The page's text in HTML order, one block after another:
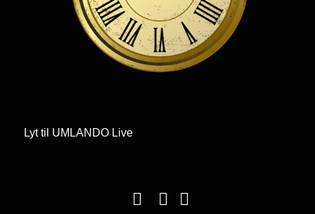
Lyt til UMLANDO Live